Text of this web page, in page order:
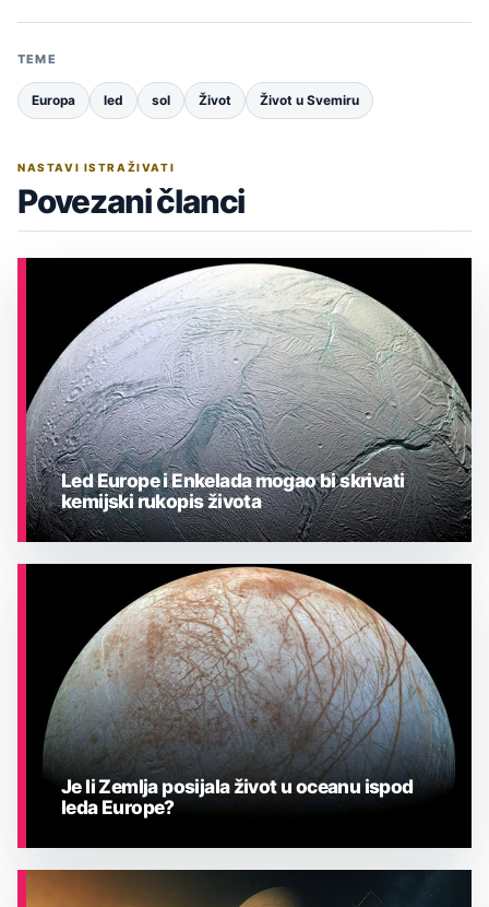
TEME
Europa led sol Život Život u Svemiru
NASTAVI ISTRAŽIVATI
Povezani članci
ASTRONOMIJA
Led Europe i Enkelada mogao bi skrivati
kemijski rukopis života
Je li Zemlja posijala život u oceanu ispod
leda Europe?